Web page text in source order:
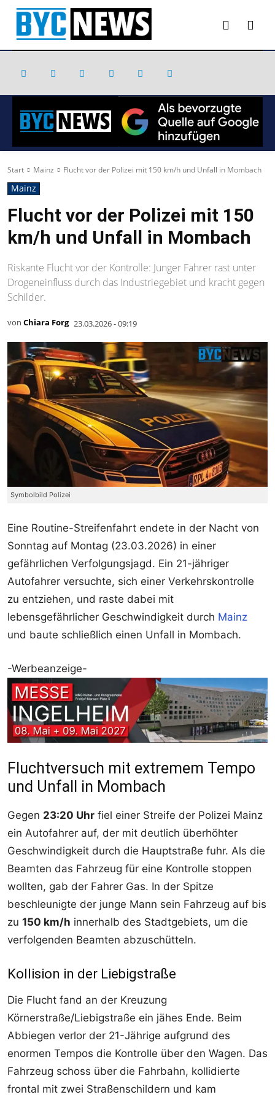
Start Mainz Flucht vor der Polizei mit 150 km/h und Unfall in Mombach
Mainz
Flucht vor der Polizei mit 150
km/h und Unfall in Mombach
Riskante Flucht vor der Kontrolle: Junger Fahrer rast unter
Drogeneinfluss durch das Industriegebiet und kracht gegen
Schilder.
von Chiara Forg 23.03.2026 - 09:19
Symbolbild Polizei
Eine Routine-Streifenfahrt endete in der Nacht von
Sonntag auf Montag (23.03.2026) in einer
gefährlichen Verfolgungsjagd. Ein 21-jähriger
Autofahrer versuchte, sich einer Verkehrskontrolle
zu entziehen, und raste dabei mit
lebensgefährlicher Geschwindigkeit durch Mainz
und baute schließlich einen Unfall in Mombach.
-Werbeanzeige-
Fluchtversuch mit extremem Tempo
und Unfall in Mombach
Gegen 23:20 Uhr fiel einer Streife der Polizei Mainz
ein Autofahrer auf, der mit deutlich überhöhter
Geschwindigkeit durch die Hauptstraße fuhr. Als die
Beamten das Fahrzeug für eine Kontrolle stoppen
wollten, gab der Fahrer Gas. In der Spitze
beschleunigte der junge Mann sein Fahrzeug auf bis
zu 150 km/h innerhalb des Stadtgebiets, um die
verfolgenden Beamten abzuschütteln.
Kollision in der Liebigstraße
Die Flucht fand an der Kreuzung
Körnerstraße/Liebigstraße ein jähes Ende. Beim
Abbiegen verlor der 21-Jährige aufgrund des
enormen Tempos die Kontrolle über den Wagen. Das
Fahrzeug schoss über die Fahrbahn, kollidierte
frontal mit zwei Straßenschildern und kam